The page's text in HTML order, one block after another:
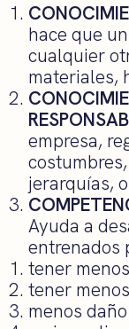
hace que
cualquier
materiales,
empresa,
jerarquías,
Ayuda a
entrenados
tener
tener
menos